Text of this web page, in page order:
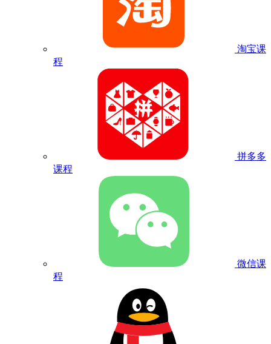
淘宝课
程
拼多多
课程
微信课
程